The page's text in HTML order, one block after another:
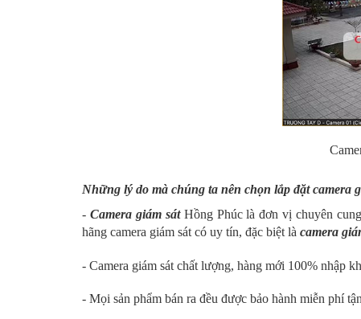
Những lý do mà chúng ta nên chọn lắp đặt camera
- Camera giám sátHồng Phúc là đơn vị chuyên
hãng camera giám sát có uy tín, đặc biệt là camera
- Camera giám sát chất lượng, hàng mới 100% nhập
- Mọi sản phẩm bán ra đều được bảo hành miễn phí